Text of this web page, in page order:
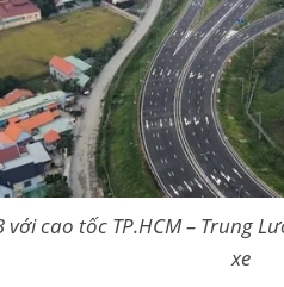
cao tốc TP.HCM – Trung
xe